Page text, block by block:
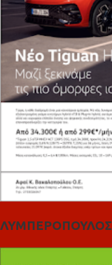
ΛΥΜΠΕΡΟΠΟΥΛΟΣ